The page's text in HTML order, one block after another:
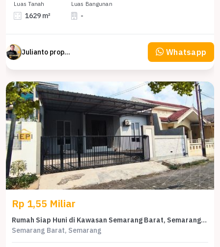
Luas Tanah
1629 m²
Luas Bangunan
-
Julianto property Julianto Whatsapp
Rp 1,55 Miliar
Rumah Siap Huni di Kawasan Semarang Barat, Semarang, LT 150m²
Semarang Barat, Semarang